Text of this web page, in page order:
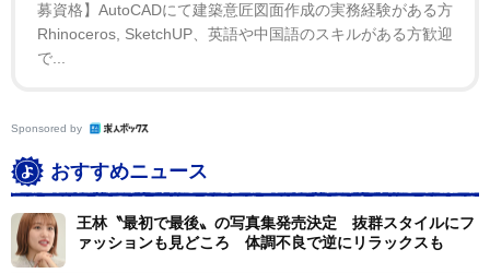
募資格】AutoCADにて建築意匠図面作成の実務経験がある方
Rhinoceros, SketchUP、英語や中国語のスキルがある方歓迎
で...
Sponsored by
おすすめニュース
王林〝最初で最後〟の写真集発売決定 抜群スタイルにフ
ァッションも見どころ 体調不良で逆にリラックスも